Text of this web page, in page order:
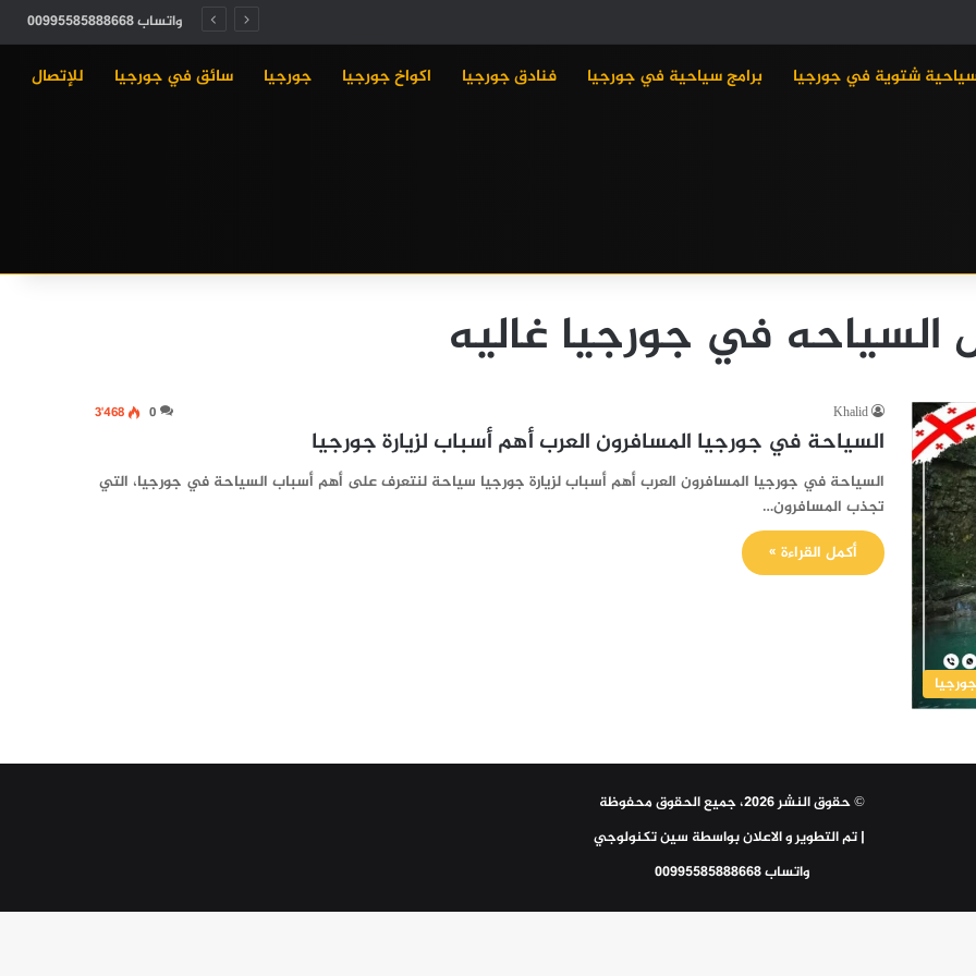
واتساب 00995585888668
شتوية في جورجيا برامج سياحية في جورجيا فنادق جورجيا اكواخ جورجيا جورجيا سائق في جورجيا للإتصال
السياحه في جورجيا غاليه
جورجيا
Khalid
0 3٬468
السياحة في جورجيا المسافرون العرب أهم أسباب لزيارة جورجيا
السياحة في جورجيا المسافرون العرب أهم أسباب لزيارة جورجيا سياحة لنتعرف على أهم أسباب السياحة في جورجيا، التي
تجذب المسافرون…
أكمل القراءة »
© حقوق النشر 2026، جميع الحقوق محفوظة
| تم التطوير و الاعلان بواسطة سين تكنولوجي
واتساب 00995585888668